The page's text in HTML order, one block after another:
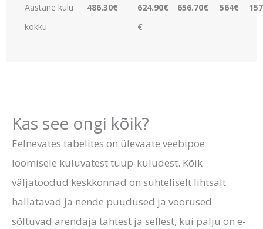
Aastane kulu
kokku
486.30€
624.90€
€
656.70€ 564€
Kas see ongi kõik?
Eelnevates tabelites on ülevaate veebipoe
loomisele kuluvatest tüüp-kuludest. Kõik
väljatoodud keskkonnad on suhteliselt lihtsalt
hallatavad ja nende puudused ja voorused
sõltuvad arendaja tahtest ja sellest, kui palju on e-